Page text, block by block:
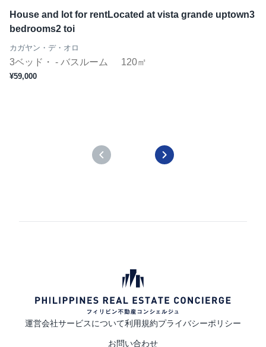
House and lot for rentLocated at vista grande uptown3
bedrooms2 toi
カガヤン・デ・オロ
3ベッド・ - バスルーム 120㎡
¥59,000
運営会社サービスについて利用規約プライバシーポリシー
お問い合わせ